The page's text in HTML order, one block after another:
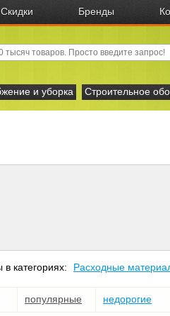
Скидки Бренды
и уборка Строительное
категориях: Расходные
популярные недорогие